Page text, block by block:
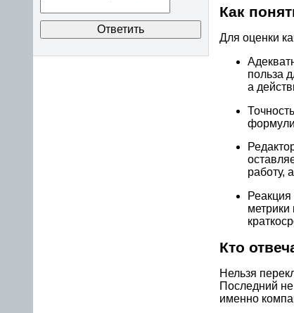
Как
Для оценки
польза
а
работу,
метрики
Кто
Нельзя
Последний не
именно